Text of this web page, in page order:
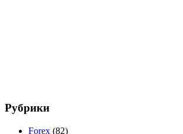
Рубрики
Forex (82)